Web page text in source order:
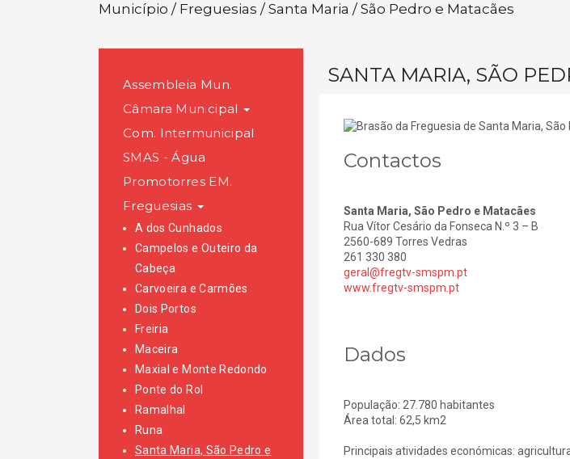
Município / Freguesias / Santa Maria / São Pedro e Matacães
Assembleia Mun.
Câmara Municipal
Com. Intermunicipal
SMAS - Água
Promotorres EM.
Freguesias
A dos Cunhados
Campelos e Outeiro da
Cabeça
Carvoeira e Carmões
Dois Portos
Freiria
Maceira
Maxial e Monte Redondo
Ponte do Rol
Ramalhal
Runa
Santa Maria, São Pedro e
SANTA MARIA, SÃO
Contactos
Santa Maria, São Pedro e Matacães
Rua Vítor Cesário da Fonseca N.º 3 – B
2560-689 Torres Vedras
261 330 380
geral@fregtv-smspm.pt
www.fregtv-smspm.pt
Dados
População: 27.780 habitantes
Área total: 62,5 km2
Principais atividades económicas: